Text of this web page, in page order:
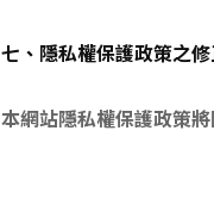
七、隱私權保護政策之
本網站隱私權保護政策